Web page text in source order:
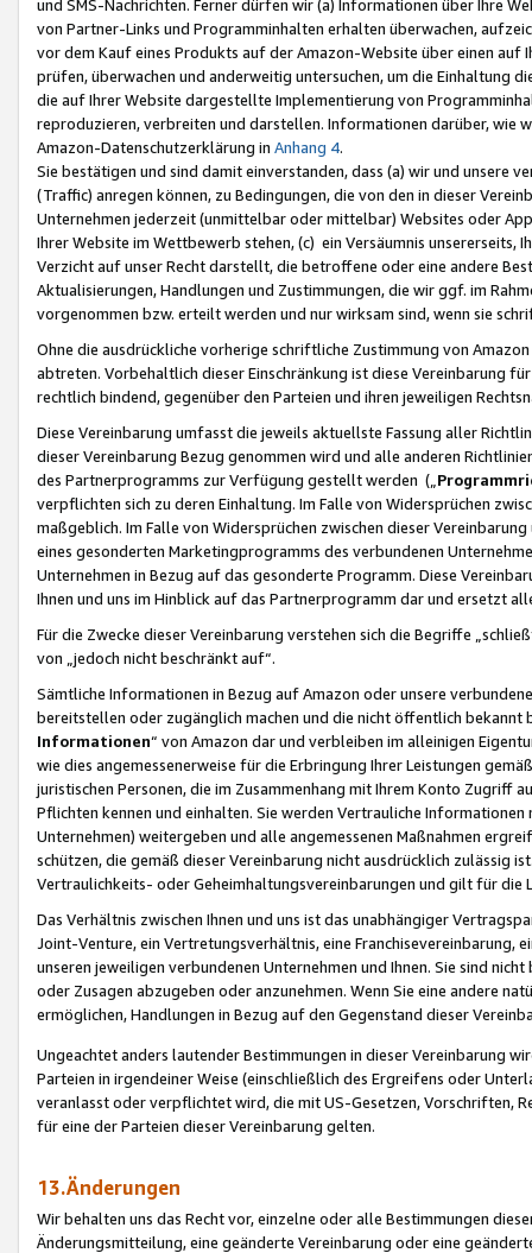
und SMS-Nachrichten. Ferner dürfen wir (a) Informationen über Ihre
von Partner-Links und Programminhalten erhalten überwachen,
vor dem Kauf eines Produkts auf der Amazon-Website über einen
prüfen, überwachen und anderweitig untersuchen, um die Einhaltung
die auf Ihrer Website dargestellte Implementierung von
reproduzieren, verbreiten und darstellen. Informationen darüber, wie
Amazon-Datenschutzerklärung in Anhang 4.
Sie bestätigen und sind damit einverstanden, dass (a) wir und
(Traffic) anregen können, zu Bedingungen, die von den in dieser
Unternehmen jederzeit (unmittelbar oder mittelbar) Websites oder
Ihrer Website im Wettbewerb stehen, (c) ein Versäumnis unsererseits,
Verzicht auf unser Recht darstellt, die betroffene oder eine andere
Aktualisierungen, Handlungen und Zustimmungen, die wir ggf. im
vorgenommen bzw. erteilt werden und nur wirksam sind, wenn sie
Ohne die ausdrückliche vorherige schriftliche Zustimmung von
abtreten. Vorbehaltlich dieser Einschränkung ist diese Vereinbarung
rechtlich bindend, gegenüber den Parteien und ihren jeweiligen
Diese Vereinbarung umfasst die jeweils aktuellste Fassung aller
dieser Vereinbarung Bezug genommen wird und alle anderen
des Partnerprogramms zur Verfügung gestellt werden („
verpflichten sich zu deren Einhaltung. Im Falle von Widersprüchen
maßgeblich. Im Falle von Widersprüchen zwischen dieser
eines gesonderten Marketingprogramms des verbundenen
Unternehmen in Bezug auf das gesonderte Programm. Diese
Ihnen und uns im Hinblick auf das Partnerprogramm dar und ersetzt
Für die Zwecke dieser Vereinbarung verstehen sich die Begriffe
von „jedoch nicht beschränkt auf“.
Sämtliche Informationen in Bezug auf Amazon oder unsere
bereitstellen oder zugänglich machen und die nicht öffentlich
Informationen“ von Amazon dar und verbleiben im alleinigen
wie dies angemessenerweise für die Erbringung Ihrer Leistungen
juristischen Personen, die im Zusammenhang mit Ihrem Konto
Pflichten kennen und einhalten. Sie werden Vertrauliche
Unternehmen) weitergeben und alle angemessenen Maßnahmen
schützen, die gemäß dieser Vereinbarung nicht ausdrücklich zulässig
Vertraulichkeits- oder Geheimhaltungsvereinbarungen und gilt für die
Das Verhältnis zwischen Ihnen und uns ist das unabhängiger
Joint-Venture, ein Vertretungsverhältnis, eine Franchisevereinbarung,
unseren jeweiligen verbundenen Unternehmen und Ihnen. Sie sind
oder Zusagen abzugeben oder anzunehmen. Wenn Sie eine andere
ermöglichen, Handlungen in Bezug auf den Gegenstand dieser
Ungeachtet anders lautender Bestimmungen in dieser Vereinbarung
Parteien in irgendeiner Weise (einschließlich des Ergreifens oder
veranlasst oder verpflichtet wird, die mit US-Gesetzen, Vorschriften,
für eine der Parteien dieser Vereinbarung gelten.
13.Änderungen
Wir behalten uns das Recht vor, einzelne oder alle Bestimmungen
Änderungsmitteilung, eine geänderte Vereinbarung oder eine